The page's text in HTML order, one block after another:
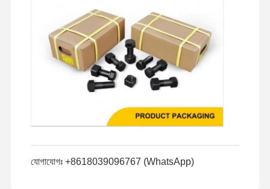
যোগাযোগঃ +8618039096767 (WhatsApp)